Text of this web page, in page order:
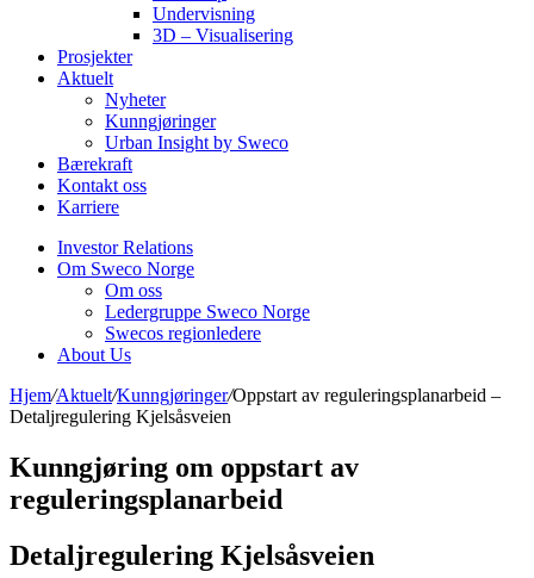
Undervisning
3D – Visualisering
Prosjekter
Aktuelt
Nyheter
Kunngjøringer
Urban Insight by Sweco
Bærekraft
Kontakt oss
Karriere
Investor Relations
Om Sweco Norge
Om oss
Ledergruppe Sweco Norge
Swecos regionledere
About Us
Hjem/Aktuelt/Kunngjøringer/Oppstart av reguleringsplanarbeid –
Detaljregulering Kjelsåsveien
Kunngjøring om oppstart av
reguleringsplanarbeid
Detaljregulering Kjelsåsveien